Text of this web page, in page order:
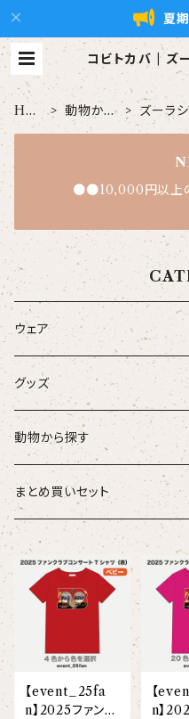
夏
コビトカバ | ズ
Bt】公
HO
ME
動物から
探す
ズーラ
管弦楽団
●●10,000円以上
ウェア
大人
こども
ベビー
スタイ
カバーオール
ギフトセット
Tシャツ
Tシャツ（半袖）
【face】
【signature】
【kakugen】
オーバーサイズTシャツ（半袖）
【custom_point】
【face_point】
マグナムウェイトビッグシルエ
【hello(刺繍)】
ベースボールシャツ
グッズ
タオル・ハンカチ
ポーチ
トートバッグ
おけいこバッグ
ランチトート
デニムトート
ブランケット
ペットアイテム
巾着
動物から探す
ズーラシアンブラス
オカピ
インドライオン
ドゥクラングール
マレーバク
弦うさぎ
メグ
エイミー
ベス
サキソフォックス
ラトゥール
ラフィット
クラリキャット
メリッサ
ことふえパピヨン
まとめ買いセット
【event_25fa
n】2025ファンク
【
n】